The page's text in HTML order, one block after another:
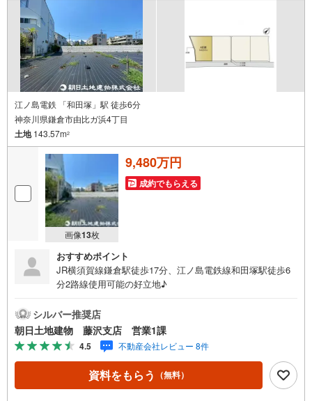
江ノ島電鉄 「和田塚」駅 徒歩6分
神奈川県鎌倉市由比ガ浜4丁目
土地143.57m2
画像13枚
9,480万円
成約でもらえる
おすすめポイント
JR横須賀線鎌倉駅徒歩17分、江ノ島電鉄線和田塚駅徒歩6
分2路線使用可能の好立地♪
シルバー推奨店
朝日土地建物 藤沢支店 営業1課
4.5 不動産会社レビュー 8件
資料をもらう （無料）